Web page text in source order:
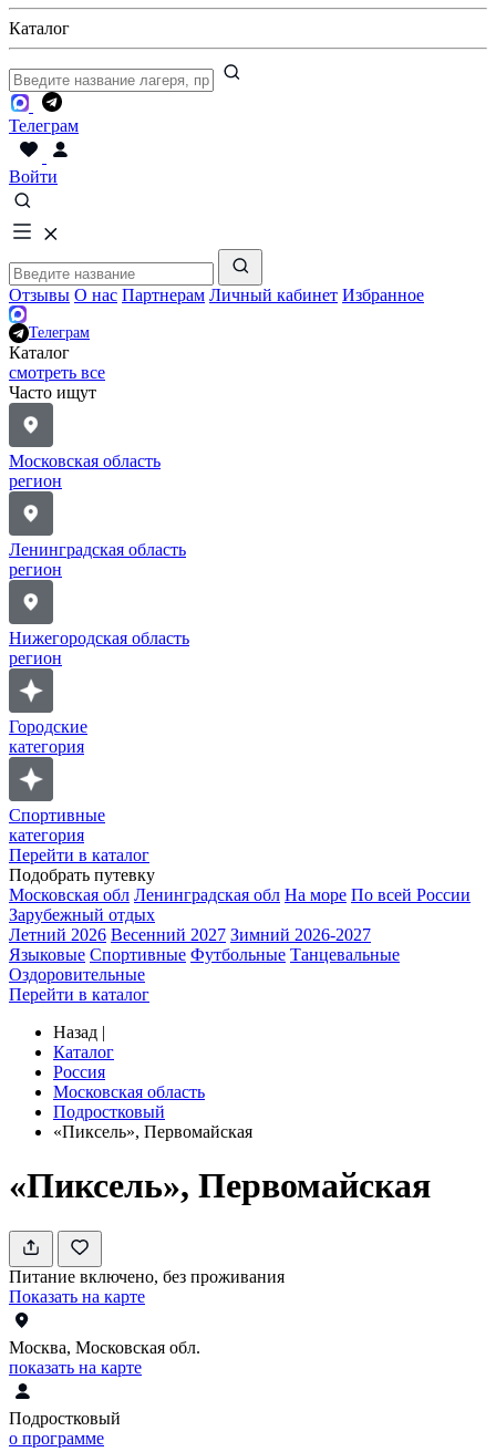
Каталог
Телеграм
Войти
Отзывы О нас Партнерам Личный кабинет Избранное
Телеграм
Каталог
смотреть все
Часто ищут
Московская область
регион
Ленинградская область
регион
Нижегородская область
регион
Городские
категория
Спортивные
категория
Перейти в каталог
Подобрать путевку
Московская обл Ленинградская обл На море По всей России
Зарубежный отдых
Летний 2026 Весенний 2027 Зимний 2026-2027
Языковые Спортивные Футбольные Танцевальные
Оздоровительные
Перейти в каталог
Назад |
Каталог
Россия
Московская область
Подростковый
«Пиксель», Первомайская
«Пиксель», Первомайская
Питание включено, без проживания
Показать на карте
Москва, Московская обл.
показать на карте
Подростковый
о программе